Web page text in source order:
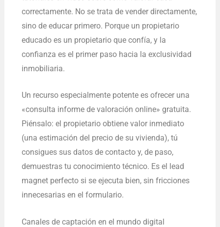
correctamente. No se trata de vender directamente,
sino de educar primero. Porque un propietario
educado es un propietario que confía, y la
confianza es el primer paso hacia la exclusividad
inmobiliaria.
Un recurso especialmente potente es ofrecer una
«consulta informe de valoración online» gratuita.
Piénsalo: el propietario obtiene valor inmediato
(una estimación del precio de su vivienda), tú
consigues sus datos de contacto y, de paso,
demuestras tu conocimiento técnico. Es el lead
magnet perfecto si se ejecuta bien, sin fricciones
innecesarias en el formulario.
Canales de captación en el mundo digital